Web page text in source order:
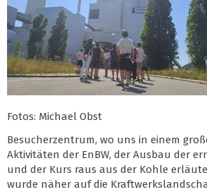
Fotos: Michael Obst
Besucherzentrum, wo uns in einem
Aktivitäten der EnBW, der Ausbau der
und der Kurs raus aus der Kohle
wurde näher auf die